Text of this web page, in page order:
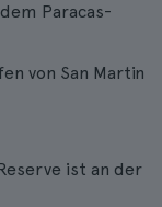
Paracas-
von San Martin
ist an der